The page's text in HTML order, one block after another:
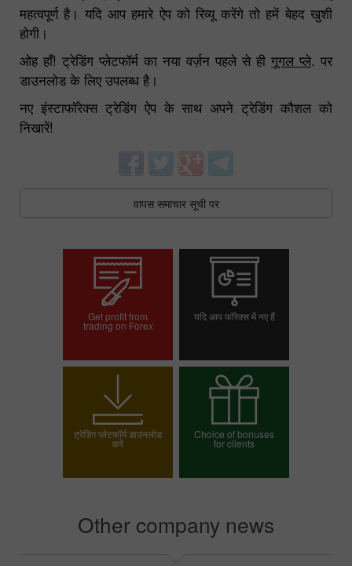
महत्वपूर्ण है। यदि आप हमारे ऐप को रिव्यू करेंगे तो हमें बेहद खुशी
होगी।
ओह हाँ! ट्रेडिंग प्लेटफॉर्म का नया वर्ज़न पहले से ही गूगल प्ले. पर
डाउनलोड के लिए उपलब्ध है।
नए इंस्टाफॉरेक्स ट्रेडिंग ऐप के साथ अपने ट्रेडिंग कौशल को
निखारें!
वापस समाचार सूची पर
Get profit from
trading on Forex
यदि आप फॉरेक्स में नए हैं
डेमो खाता खोलें
ट्रेडिंग प्लेटफॉर्म डाउनलोड
करें
Choice of bonuses
for clients
Other company news